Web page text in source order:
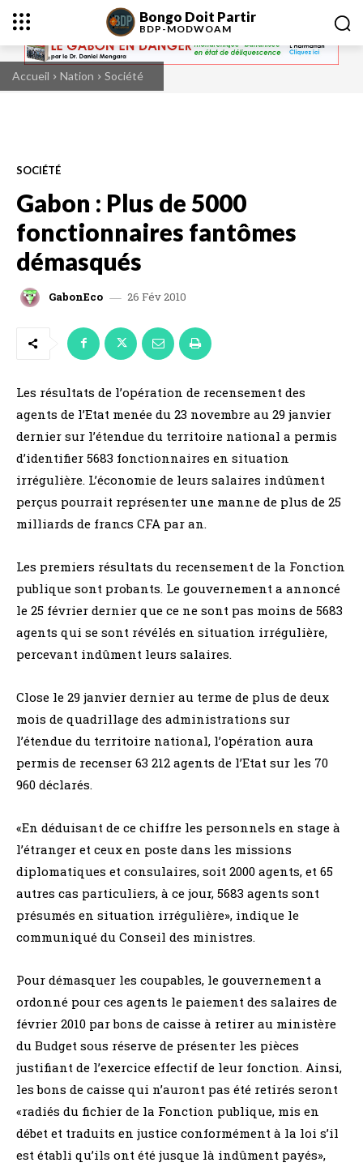
Bongo Doit Partir
BDP-MODWOAM
Accueil Nation Société
SOCIÉTÉ
Gabon : Plus de 5000
fonctionnaires fantômes
démasqués
GabonEco 26 Fév 2010
Les résultats de l’opération de recensement des
agents de l’Etat menée du 23 novembre au 29 janvier
dernier sur l’étendue du territoire national a permis
d’identifier 5683 fonctionnaires en situation
irrégulière. L’économie de leurs salaires indûment
perçus pourrait représenter une manne de plus de 25
milliards de francs CFA par an.
Les premiers résultats du recensement de la Fonction
publique sont probants. Le gouvernement a annoncé
le 25 février dernier que ce ne sont pas moins de 5683
agents qui se sont révélés en situation irrégulière,
percevant indûment leurs salaires.
Close le 29 janvier dernier au terme de plus de deux
mois de quadrillage des administrations sur
l’étendue du territoire national, l’opération aura
permis de recenser 63 212 agents de l’Etat sur les 70
960 déclarés.
«En déduisant de ce chiffre les personnels en stage à
l’étranger et ceux en poste dans les missions
diplomatiques et consulaires, soit 2000 agents, et 65
autres cas particuliers, à ce jour, 5683 agents sont
présumés en situation irrégulière», indique le
communiqué du Conseil des ministres.
Pour démasquer les coupables, le gouvernement a
ordonné pour ces agents le paiement des salaires de
février 2010 par bons de caisse à retirer au ministère
du Budget sous réserve de présenter les pièces
justifiant de l’exercice effectif de leur fonction. Ainsi,
les bons de caisse qui n’auront pas été retirés seront
«radiés du fichier de la Fonction publique, mis en
débet et traduits en justice conformément à la loi s’il
est établi qu’ils ont été jusque là indûment payés»,